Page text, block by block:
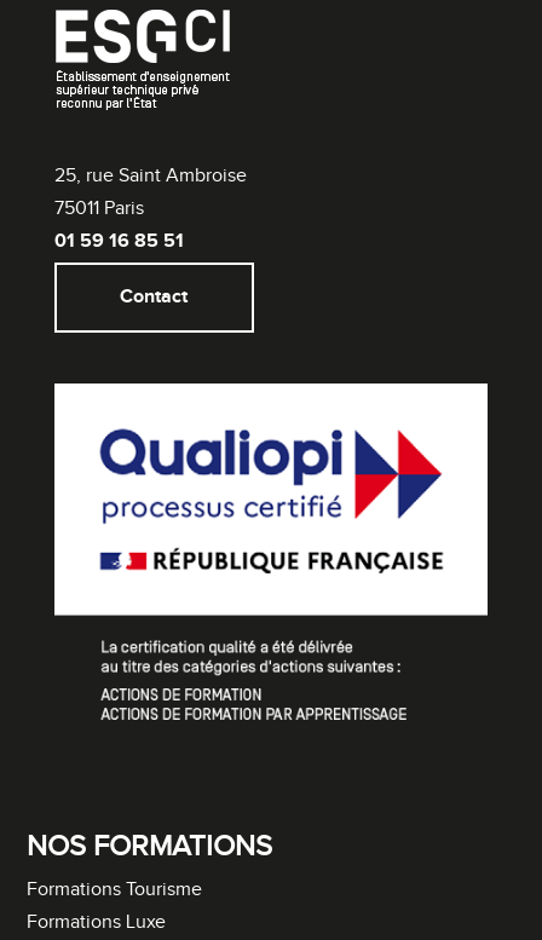
25, rue Saint Ambroise
75011 Paris
01 59 16 85 51
Contact
NOS FORMATIONS
Formations Tourisme
Formations Luxe